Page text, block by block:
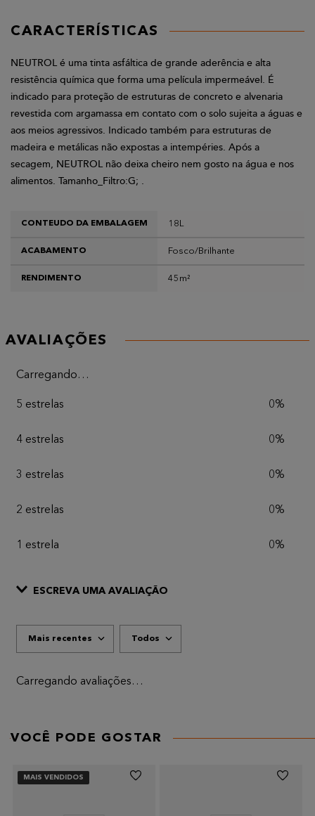
CARACTERÍSTICAS
NEUTROL é uma tinta asfáltica de grande aderência e alta
resistência química que forma uma película impermeável. É
indicado para proteção de estruturas de concreto e alvenaria
revestida com argamassa em contato com o solo sujeita a águas e
aos meios agressivos. Indicado também para estruturas de
madeira e metálicas não expostas a intempéries. Após a
secagem, NEUTROL não deixa cheiro nem gosto na água e nos
alimentos. Tamanho_Filtro:G; .
CONTEUDO DA EMBALAGEM 18L
ACABAMENTO Fosco/Brilhante
RENDIMENTO 45m²
AVALIAÇÕES
Carregando…
5 estrelas 0%
4 estrelas 0%
3 estrelas 0%
2 estrelas 0%
1 estrela 0%
ESCREVA UMA AVALIAÇÃO
★ ★★★★
Mais recentes Todos
Carregando avaliações…
VOCÊ PODE GOSTAR
MAIS VENDIDOS